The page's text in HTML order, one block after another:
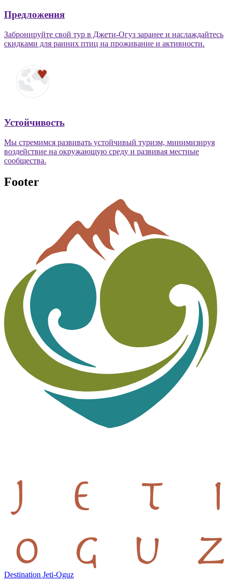
Предложения
Забронируйте свой тур в Джети-Огуз заранее и наслаждайтесь
скидками для ранних птиц на проживание и активности.
Устойчивость
Мы стремимся развивать устойчивый туризм, минимизируя
воздействие на окружающую среду и развивая местные
сообщества.
Footer
Destination Jeti-Oguz